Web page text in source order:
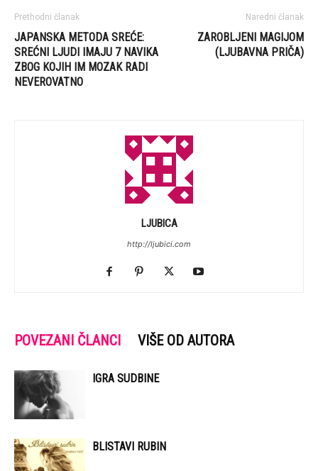
Prethodni članak
JAPANSKA METODA SREĆE:
SREĆNI LJUDI IMAJU 7 NAVIKA
ZBOG KOJIH IM MOZAK RADI
NEVEROVATNO
Naredni članak
ZAROBLJENI MAGIJOM
(LJUBAVNA PRIČA)
LJUBICA
http://ljubici.com
POVEZANI ČLANCI VIŠE OD AUTORA
IGRA SUDBINE
BLISTAVI RUBIN